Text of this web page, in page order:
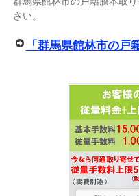
さい。
「群馬県館林市の戸